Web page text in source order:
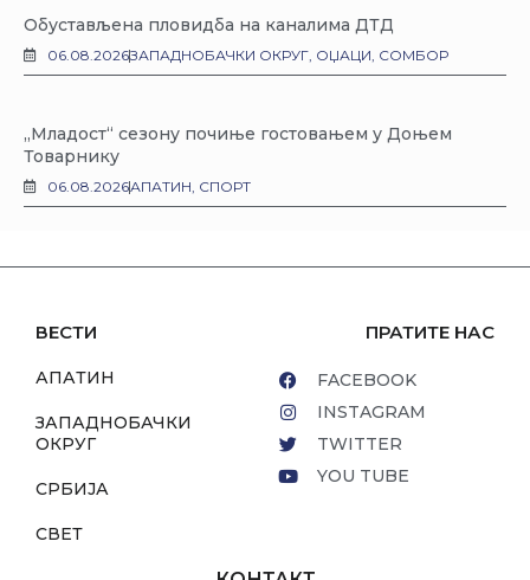
Обустављена пловидба на каналима ДТД
06.08.2026ЗАПАДНОБАЧКИ ОКРУГ, ОЏАЦИ, СОМБОР
„Младост“ сезону почиње гостовањем у Доњем
Товарнику
06.08.2026АПАТИН, СПОРТ
ВЕСТИ
АПАТИН
ЗАПАДНОБАЧКИ
ОКРУГ
СРБИЈА
СВЕТ
ПРАТИТЕ НАС
FACEBOOK
INSTAGRAM
TWITTER
YOU TUBE